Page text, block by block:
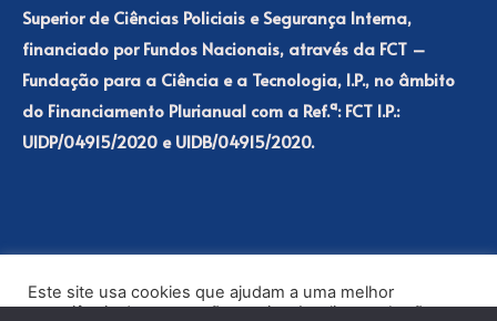
Superior de Ciências Policiais e Segurança Interna,
financiado por Fundos Nacionais, através da FCT –
Fundação para a Ciência e a Tecnologia, I.P., no âmbito
do Financiamento Plurianual com a Ref.ª: FCT I.P.:
UIDP/04915/2020 e UIDB/04915/2020.
Este site usa cookies que ajudam a uma melhor
experiência de navegação no site. Ao clicar no botão